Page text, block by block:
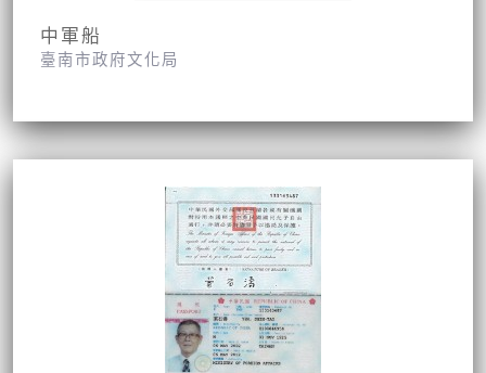
中軍船
臺南市政府文化局